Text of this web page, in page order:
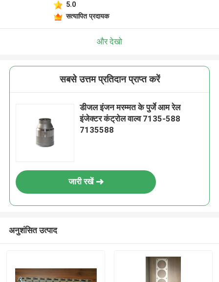
5.0
सत्यापित प्रदायक
और देखो
सबसे उत्तम प्रतिदान प्राप्त करें
डीजल इंजन मरम्मत के पुर्जे आम रेल
इंजेक्टर कंट्रोल वाल्व 7135-588
7135588
जारी रखें
अनुशंसित उत्पाद